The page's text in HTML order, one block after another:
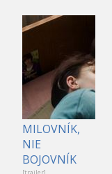
MILOVNÍK,
NIE
BOJOVNÍK
[trailer]